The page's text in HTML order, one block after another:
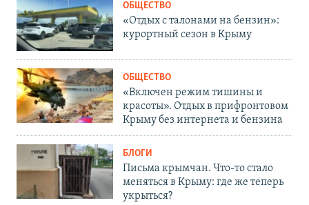
ОБЩЕСТВО
«Отдых с талонами на бензин»:
курортный сезон в Крыму
ОБЩЕСТВО
«Включен режим тишины и
красоты». Отдых в прифронтовом
Крыму без интернета и бензина
БЛОГИ
Письма крымчан. Что-то стало
меняться в Крыму: где же теперь
укрыться?